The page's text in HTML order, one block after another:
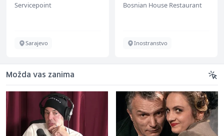
Servicepoint
Sarajevo
Bosnian House Restaurant
Inostranstvo
Možda vas zanima